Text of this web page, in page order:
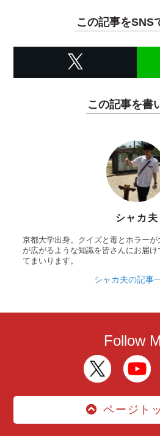
この記事をSNS
この記事を書
シャカ夫
京都大学出身。クイズと毒とホラー
が広がるような知識を皆さんにお届
てまいります。
シャカ夫の記事
Follow
ページト